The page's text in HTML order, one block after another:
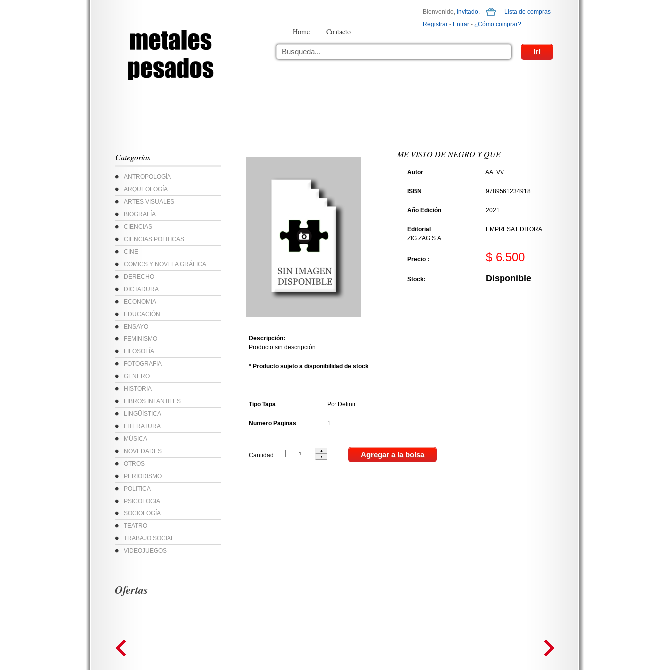
Home Contacto
Bienvenido, Invitado.
Lista de compras
Registrar - Entrar - ¿Cómo comprar?
Categorías
ANTROPOLOGÍA
ARQUEOLOGÍA
ARTES VISUALES
BIOGRAFÍA
CIENCIAS
CIENCIAS POLITICAS
CINE
COMICS Y NOVELA GRÁFICA
DERECHO
DICTADURA
ECONOMIA
EDUCACIÓN
ENSAYO
FEMINISMO
FILOSOFÍA
FOTOGRAFIA
GENERO
HISTORIA
LIBROS INFANTILES
LINGÜÍSTICA
LITERATURA
MÚSICA
NOVEDADES
OTROS
PERIODISMO
POLITICA
PSICOLOGIA
SOCIOLOGÍA
TEATRO
TRABAJO SOCIAL
VIDEOJUEGOS
ME VISTO DE NEGRO Y QUE
Autor AA. VV
ISBN 9789561234918
Año Edición 2021
Editorial
EMPRESA EDITORA
ZIG ZAG S.A.
Precio : $ 6.500
Stock: Disponible
Descripción:
Producto sin descripción
* Producto sujeto a disponibilidad de stock
Tipo Tapa Por Definir
Numero Paginas 1
Cantidad
Ofertas